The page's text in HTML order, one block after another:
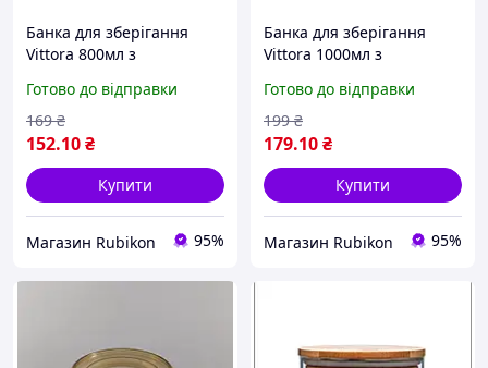
Банка для зберігання
Vittora 800мл з
трапеція
Готово до відправки
152.10₴
169 ₴
Купити
Магазин Rubikon 95%
Банка для зберігання
Vittora 1000мл з
трапеція
Готово до відправки
179.10₴
199 ₴
Купити
Магазин Rubikon 95%